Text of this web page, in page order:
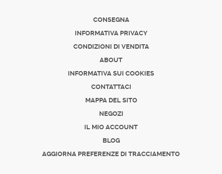
CONSEGNA
INFORMATIVA PRIVACY
CONDIZIONI DI VENDITA
ABOUT
INFORMATIVA SUI COOKIES
CONTATTACI
MAPPA DEL SITO
NEGOZI
IL MIO ACCOUNT
BLOG
AGGIORNA PREFERENZE DI TRACCIAMENTO